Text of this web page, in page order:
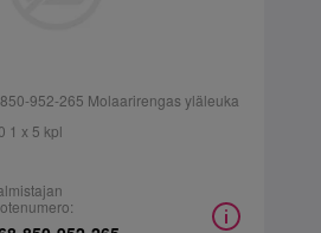
952-265 Molaarirengas yläleuka
1 x 5 kpl